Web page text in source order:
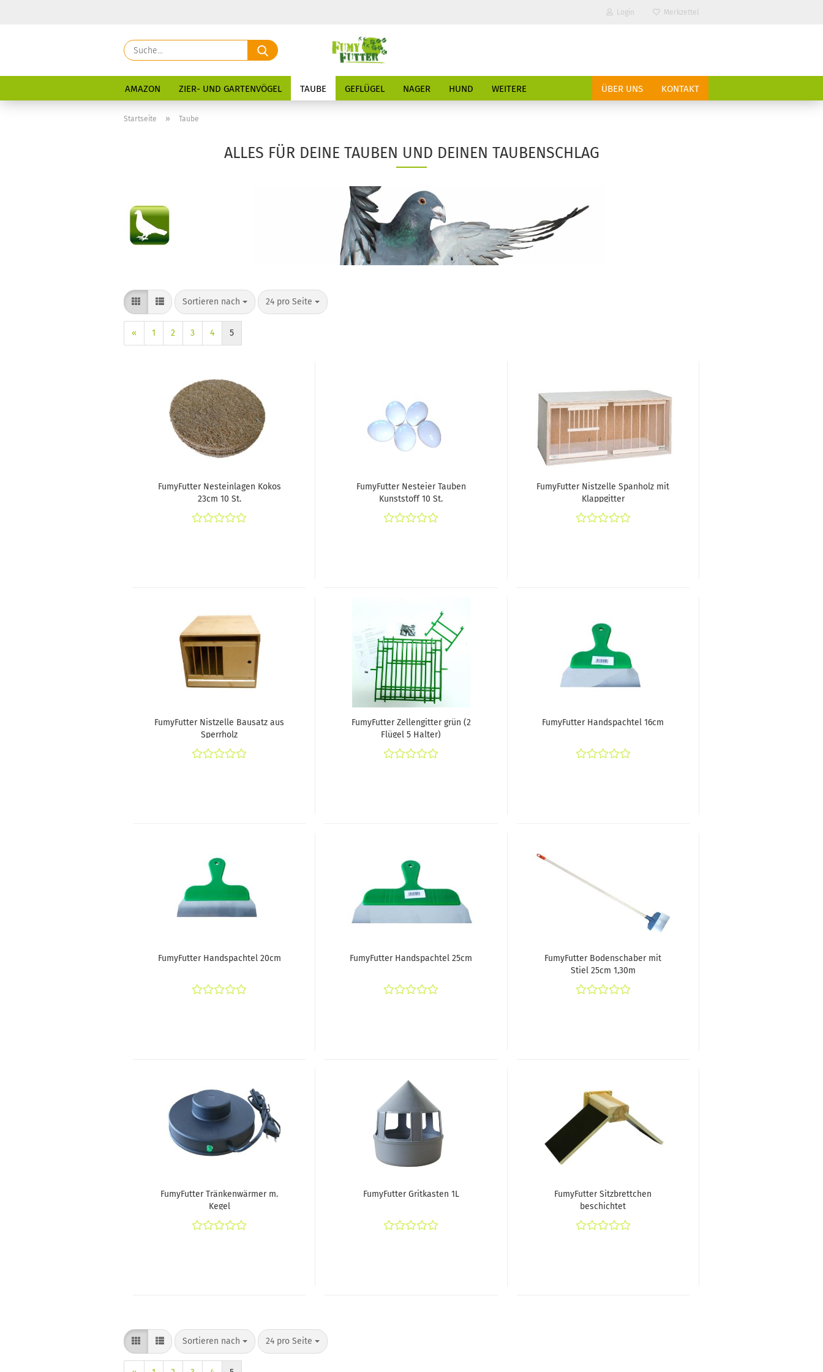
Login Merkzettel
Suche...
AMAZON ZIER- UND GARTENVÖGEL TAUBE GEFLÜGEL NAGER HUND ÜBER UNS KONTAKT
WEITERE
Startseite » Taube
ALLES FÜR DEINE TAUBEN UND DEINEN TAUBENSCHLAG
Sortieren nach
Sortieren nach 24 pro Seite
pro Seite
« 1 2 3 4 5
FumyFutter Nesteinlagen Kokos
23cm 10 St.
FumyFutter Nesteier Tauben
Kunststoff 10 St.
FumyFutter Nistzelle Spanholz mit
Klappgitter
FumyFutter Nistzelle Bausatz aus
Sperrholz
FumyFutter Zellengitter grün (2
Flügel 5 Halter)
FumyFutter Handspachtel 16cm
FumyFutter Handspachtel 20cm FumyFutter Handspachtel 25cm
FumyFutter Bodenschaber mit
Stiel 25cm 1,30m
FumyFutter Tränkenwärmer m.
Kegel
FumyFutter Gritkasten 1L
FumyFutter Sitzbrettchen
beschichtet
Sortieren nach
Sortieren nach 24 pro Seite
pro Seite